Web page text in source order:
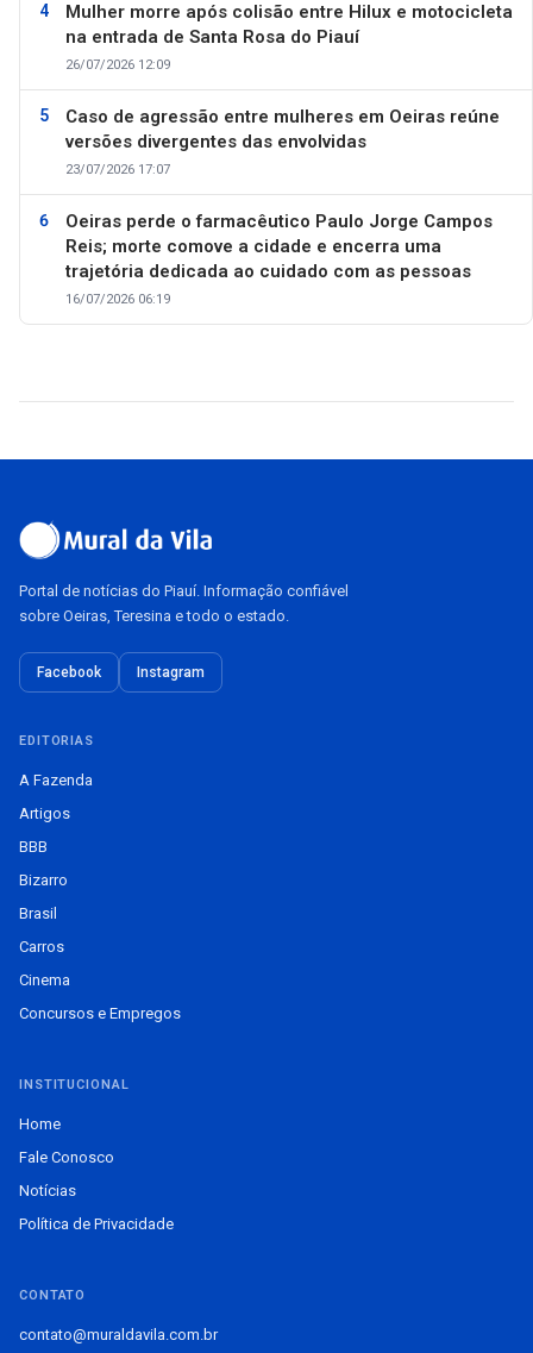
Mulher morre após colisão entre Hilux e motocicleta
na entrada de Santa Rosa do Piauí
26/07/2026 12:09
Caso de agressão entre mulheres em Oeiras reúne
versões divergentes das envolvidas
23/07/2026 17:07
Oeiras perde o farmacêutico Paulo Jorge Campos
Reis; morte comove a cidade e encerra uma
trajetória dedicada ao cuidado com as pessoas
16/07/2026 06:19
Portal de notícias do Piauí. Informação confiável
sobre Oeiras, Teresina e todo o estado.
Facebook Instagram
EDITORIAS
A Fazenda
Artigos
BBB
Bizarro
Brasil
Carros
Cinema
Concursos e Empregos
INSTITUCIONAL
Home
Fale Conosco
Notícias
Política de Privacidade
CONTATO
contato@muraldavila.com.br